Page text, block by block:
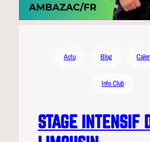
Actu Blog
Info Club
STAGE INTENSIF